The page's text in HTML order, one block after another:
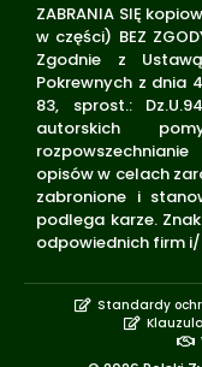
ZABRANIA SIĘ
w części) BEZ
Zgodnie z
Pokrewnych z dnia
83, sprost.:
autorskich
opisów w celach
zabronione i
podlega karze.
odpowiednich firm
Standardy